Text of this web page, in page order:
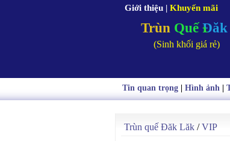
Giới thiệu | Khuyến mãi
Trùn Quế
(Sinh khối giá rẻ)
Tin quan trọng| Hình ảnh|
Trùn quế Đăk Lăk /VIP